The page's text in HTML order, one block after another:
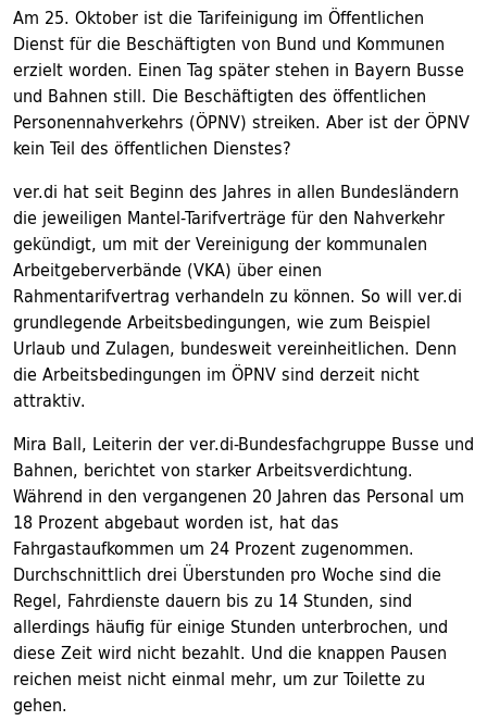
Am 25. Oktober ist die Tarifeinigung im Öffentlichen
Dienst für die Beschäftigten von Bund und Kommunen
erzielt worden. Einen Tag später stehen in Bayern Busse
und Bahnen still. Die Beschäftigten des öffentlichen
Personennahverkehrs (ÖPNV) streiken. Aber ist der ÖPNV
kein Teil des öffentlichen Dienstes?
ver.di hat seit Beginn des Jahres in allen Bundesländern
die jeweiligen Mantel-Tarifverträge für den Nahverkehr
gekündigt, um mit der Vereinigung der kommunalen
Arbeitgeberverbände (VKA) über einen
Rahmentarifvertrag verhandeln zu können. So will ver.di
grundlegende Arbeitsbedingungen, wie zum Beispiel
Urlaub und Zulagen, bundesweit vereinheitlichen. Denn
die Arbeitsbedingungen im ÖPNV sind derzeit nicht
attraktiv.
Mira Ball, Leiterin der ver.di-Bundesfachgruppe Busse und
Bahnen, berichtet von starker Arbeitsverdichtung.
Während in den vergangenen 20 Jahren das Personal um
18 Prozent abgebaut worden ist, hat das
Fahrgastaufkommen um 24 Prozent zugenommen.
Durchschnittlich drei Überstunden pro Woche sind die
Regel, Fahrdienste dauern bis zu 14 Stunden, sind
allerdings häufig für einige Stunden unterbrochen, und
diese Zeit wird nicht bezahlt. Und die knappen Pausen
reichen meist nicht einmal mehr, um zur Toilette zu
gehen.